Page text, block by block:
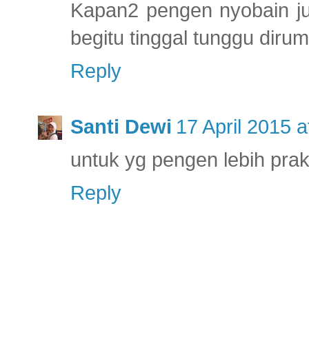
Kapan2 pengen nyobain
begitu tinggal tunggu
Reply
Santi Dewi 17 April 2015
untuk yg pengen lebih
Reply